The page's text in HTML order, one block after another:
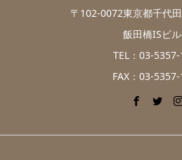
〒102-0072東京都千代
飯田橋ISビ
TEL：03-
FAX：03-